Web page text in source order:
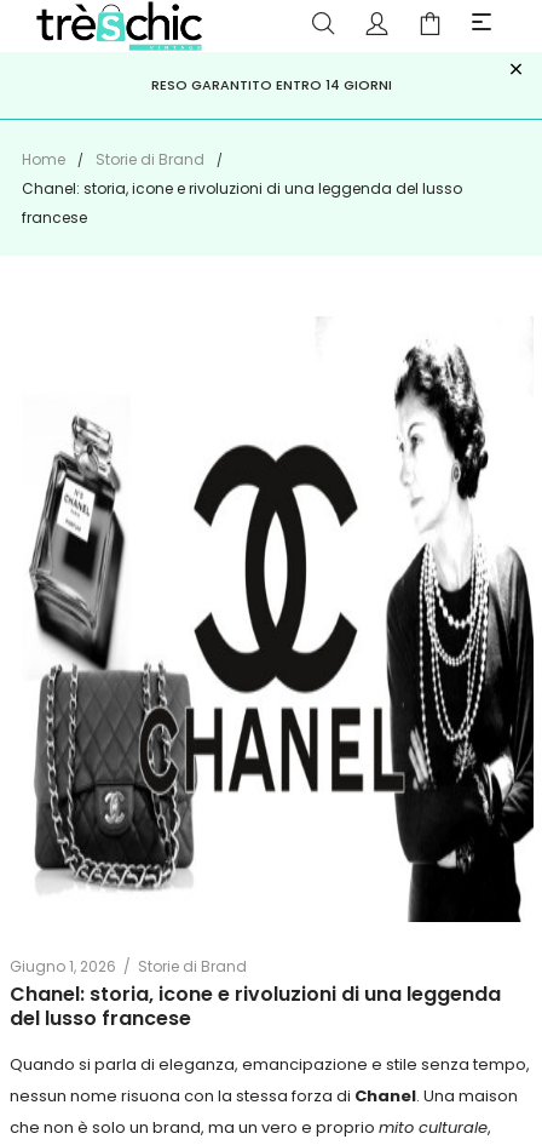
PAGA A RATE CONKLARNA,HEYLIGHT, APPAGO
ISCRIVITI ALLA NEWSLETTER PER NON PERDERE SCONTI E
OFFERTE IMPERDIBILI!
RESO GARANTITO ENTRO 14 GIORNI ×
Home
Storie di Brand
Chanel: storia, icone e rivoluzioni di una leggenda del lusso
francese
Giugno 1, 2026 / Storie di Brand
Chanel: storia, icone e rivoluzioni di una leggenda
del lusso francese
Quando si parla di eleganza, emancipazione e stile senza tempo,
nessun nome risuona con la stessa forza di Chanel. Una maison
che non è solo un brand, ma un vero e proprio mito culturale,